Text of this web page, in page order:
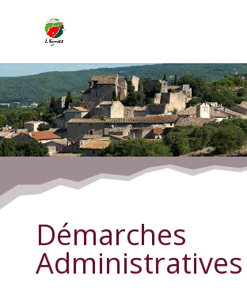
Démarches Administratives
Démarches
Administratives